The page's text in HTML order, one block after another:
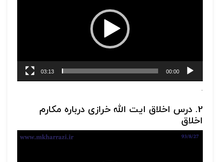
00:00
03:13
.
2. درس اخلاق ایت الله خرازی درباره مکارم
اخلاق
نمایشگر